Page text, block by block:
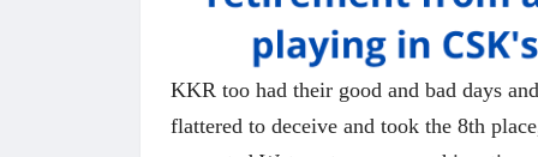
KKR too had their good and bad days
flattered to deceive and took the 8th